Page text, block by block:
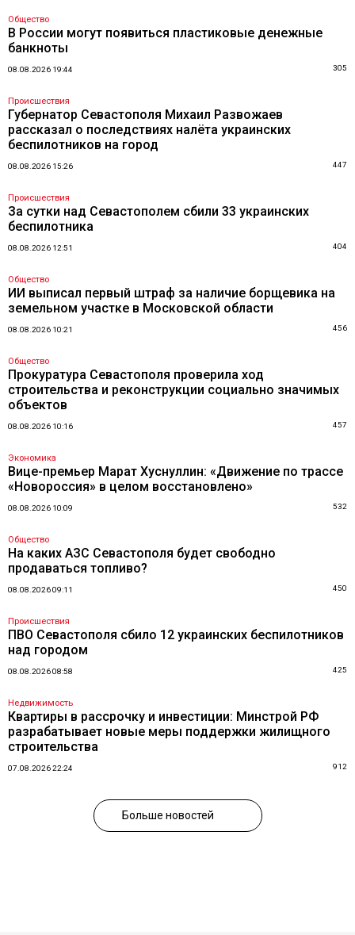
Общество
В России могут появиться пластиковые денежные
банкноты
08.08.2026 19:44 305
Происшествия
Губернатор Севастополя Михаил Развожаев
рассказал о последствиях налёта украинских
беспилотников на город
08.08.2026 15:26 447
Происшествия
За сутки над Севастополем сбили 33 украинских
беспилотника
08.08.2026 12:51 404
Общество
ИИ выписал первый штраф за наличие борщевика на
земельном участке в Московской области
08.08.2026 10:21 456
Общество
Прокуратура Севастополя проверила ход
строительства и реконструкции социально значимых
объектов
08.08.2026 10:16 457
Экономика
Вице-премьер Марат Хуснуллин: «Движение по трассе
«Новороссия» в целом восстановлено»
08.08.2026 10:09 532
Общество
На каких АЗС Севастополя будет свободно
продаваться топливо?
08.08.2026 09:11 450
Происшествия
ПВО Севастополя сбило 12 украинских беспилотников
над городом
08.08.2026 08:58 425
Недвижимость
Квартиры в рассрочку и инвестиции: Минстрой РФ
разрабатывает новые меры поддержки жилищного
строительства
07.08.2026 22:24 912
Больше новостей